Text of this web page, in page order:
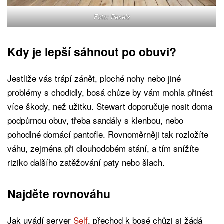
Foto: Pexels
Kdy je lepší sáhnout po obuvi?
Jestliže vás trápí zánět, ploché nohy nebo jiné
problémy s chodidly, bosá chůze by vám mohla přinést
více škody, než užitku. Stewart doporučuje nosit doma
podpůrnou obuv, třeba sandály s klenbou, nebo
pohodlné domácí pantofle. Rovnoměrněji tak rozložíte
váhu, zejména při dlouhodobém stání, a tím snížíte
riziko dalšího zatěžování paty nebo šlach.
Najděte rovnováhu
Jak uvádí server Self, přechod k bosé chůzi si žádá